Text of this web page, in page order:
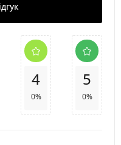
4
0%
5
0%